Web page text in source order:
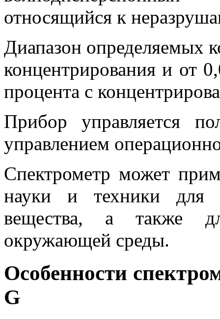
относящийся к
Диапазон определяемых
концентрирования и от
процента с
Прибор управляется
управлением
Спектрометр может
науки и техники для
вещества, а также
окружающей среды.
Особенности
G